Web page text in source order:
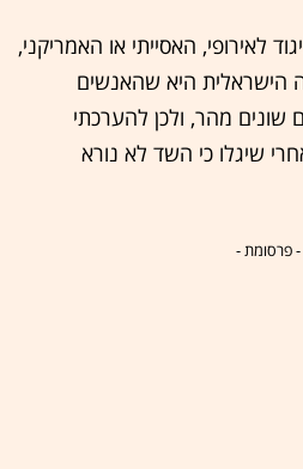
לאירופי, האסייתי או האמריקני,
הישראלית היא שהאנשים
מהר, ולכן להערכתי
שיגלו כי השד לא נורא
- פרסומת -